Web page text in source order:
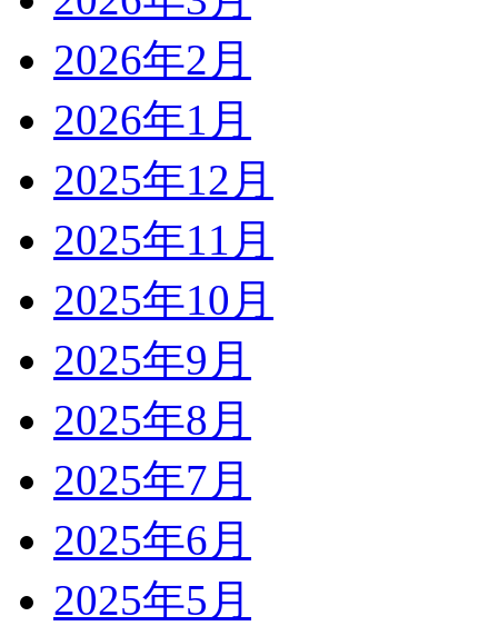
2026年2月
2026年1月
2025年12月
2025年11月
2025年10月
2025年9月
2025年8月
2025年7月
2025年6月
2025年5月